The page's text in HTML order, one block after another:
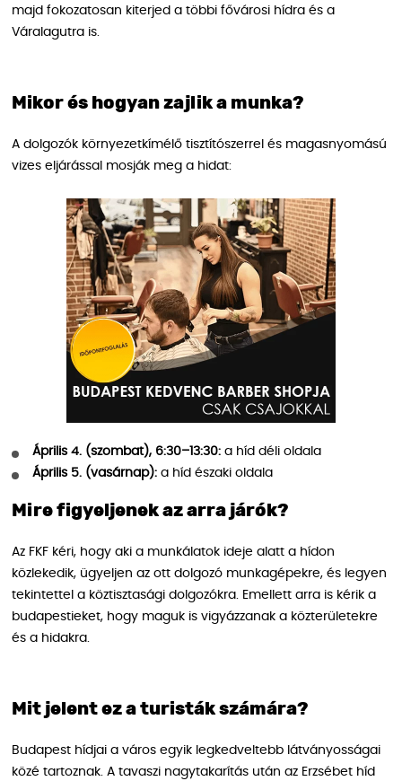
majd fokozatosan kiterjed a többi fővárosi hídra és a
Váralagutra is.
Mikor és hogyan zajlik a munka?
A dolgozók környezetkímélő tisztítószerrel és magasnyomású
vizes eljárással mosják meg a hidat:
Április 4. (szombat), 6:30–13:30: a híd déli oldala
Április 5. (vasárnap): a híd északi oldala
Mire figyeljenek az arra járók?
Az FKF kéri, hogy aki a munkálatok ideje alatt a hídon
közlekedik, ügyeljen az ott dolgozó munkagépekre, és legyen
tekintettel a köztisztasági dolgozókra. Emellett arra is kérik a
budapestieket, hogy maguk is vigyázzanak a közterületekre
és a hidakra.
Mit jelent ez a turisták számára?
Budapest hídjai a város egyik legkedveltebb látványosságai
közé tartoznak. A tavaszi nagytakarítás után az Erzsébet híd